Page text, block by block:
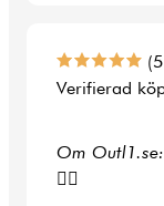
Verifierad
Om Outl1.se:
👍🏻